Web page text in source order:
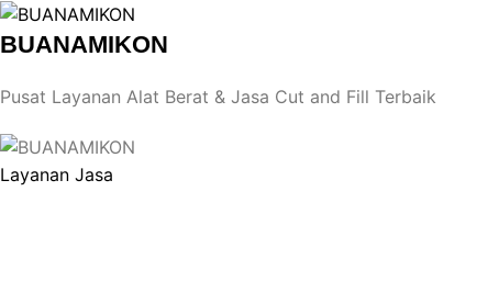
BUANAMIKON
Pusat Layanan Alat Berat & Jasa Cut and Fill Terbaik
Layanan Jasa